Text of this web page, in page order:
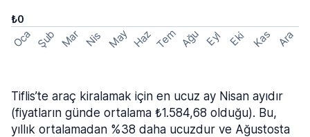
₺0
Oca Şub Mar Nis May Haz Tem Ağu Eyl Eki Kas Ara
Tiflis’te araç kiralamak için en ucuz ay Nisan ayıdır
(fiyatların günde ortalama ₺1.584,68 olduğu). Bu,
yıllık ortalamadan %38 daha ucuzdur ve Ağustosta